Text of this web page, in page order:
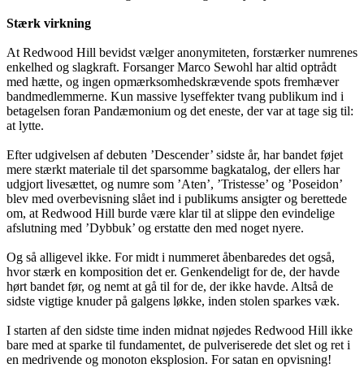
Stærk virkning
At Redwood Hill bevidst vælger anonymiteten, forstærker numrenes
enkelhed og slagkraft. Forsanger Marco Sewohl har altid optrådt
med hætte, og ingen opmærksomhedskrævende spots fremhæver
bandmedlemmerne. Kun massive lyseffekter tvang publikum ind i
betagelsen foran Pandæmonium og det eneste, der var at tage sig til:
at lytte.
Efter udgivelsen af debuten ’Descender’ sidste år, har bandet føjet
mere stærkt materiale til det sparsomme bagkatalog, der ellers har
udgjort livesættet, og numre som ’Aten’, ’Tristesse’ og ’Poseidon’
blev med overbevisning slået ind i publikums ansigter og berettede
om, at Redwood Hill burde være klar til at slippe den evindelige
afslutning med ’Dybbuk’ og erstatte den med noget nyere.
Og så alligevel ikke. For midt i nummeret åbenbaredes det også,
hvor stærk en komposition det er. Genkendeligt for de, der havde
hørt bandet før, og nemt at gå til for de, der ikke havde. Altså de
sidste vigtige knuder på galgens løkke, inden stolen sparkes væk.
I starten af den sidste time inden midnat nøjedes Redwood Hill ikke
bare med at sparke til fundamentet, de pulveriserede det slet og ret i
en medrivende og monoton eksplosion. For satan en opvisning!